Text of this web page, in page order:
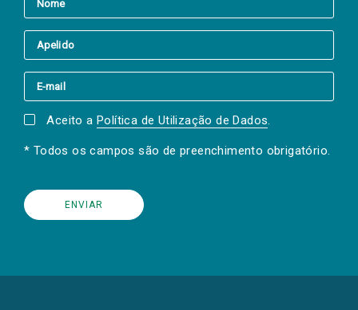
Aceito a Política de Utilização de Dados.
* Todos os campos são de preenchimento obrigatório.